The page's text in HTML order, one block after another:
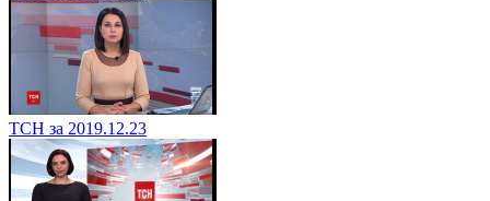
ТСН за 2019.12.23